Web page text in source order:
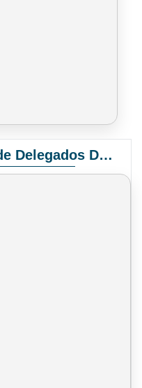
Convocatoria Elección de Delegados Docentes para el XIV Congreso Nacional de Universidades